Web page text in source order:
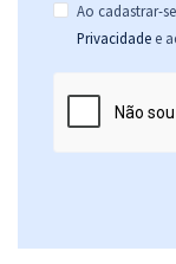
Ao cadastrar-
Privacidade e